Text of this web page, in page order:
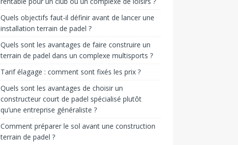
Quels objectifs faut-il définir avant de lancer une
installation terrain de padel ?
Quels sont les avantages de faire construire un
terrain de padel dans un complexe multisports ?
Tarif élagage : comment sont fixés les prix ?
Quels sont les avantages de choisir un
constructeur court de padel spécialisé plutôt
qu’une entreprise généraliste ?
Comment préparer le sol avant une construction
terrain de padel ?